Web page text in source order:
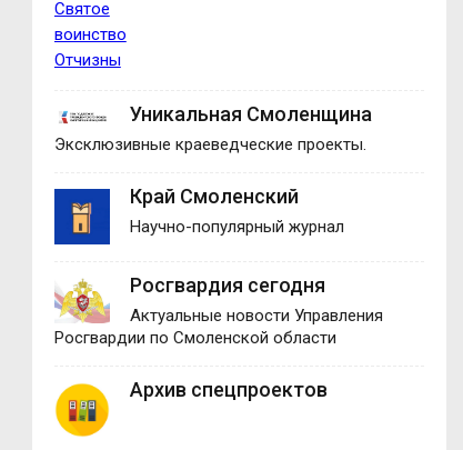
Уникальная Смоленщина
Эксклюзивные краеведческие проекты.
Край Смоленский
Научно-популярный журнал
Росгвардия сегодня
Актуальные новости Управления
Росгвардии по Смоленской области
Архив спецпроектов